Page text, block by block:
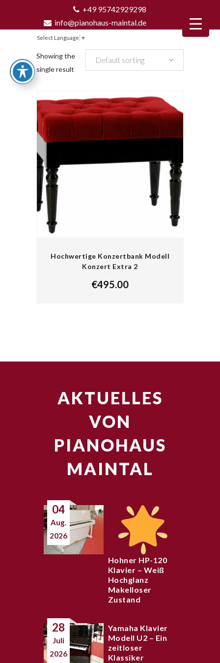
+49 95742929298
info@pianohaus-maintal.de
Select Language ▼
Showing the
single result
Default sorting
Hochwertige Konzertbank Modell
Konzert Extra 2
€495.00
AKTUELLES
VON
PIANOHAUS
MAINTAL
04
Aug.
2026
Hohner HP-120
Klavier – Weiß
Hochglanz
Makelloser
Zustand
28
Juli
2026
Yamaha Klavier
Modell U2 – Ein
zeitloser
Klassiker